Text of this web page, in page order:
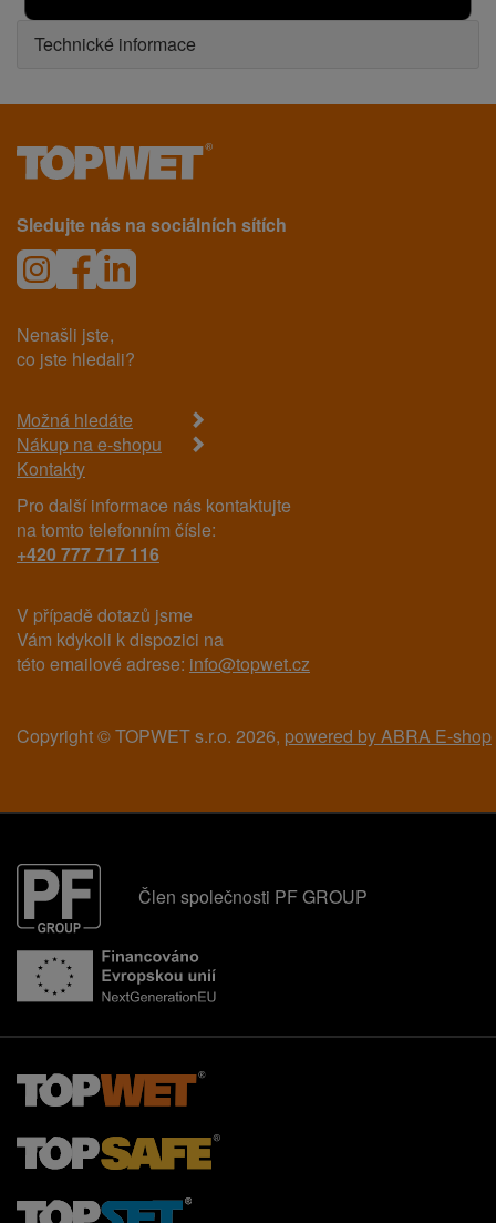
Technické informace
Sledujte nás na sociálních sítích
Nenašli jste,
co jste hledali?
Možná hledáte
Nákup na e-shopu
Kontakty
Pro další informace nás kontaktujte
na tomto telefonním čísle:
+420 777 717 116
V případě dotazů jsme
Vám kdykoli k dispozici na
této emailové adrese: info@topwet.cz
Copyright © TOPWET s.r.o. 2026, powered by ABRA E-shop
Člen společnosti PF GROUP